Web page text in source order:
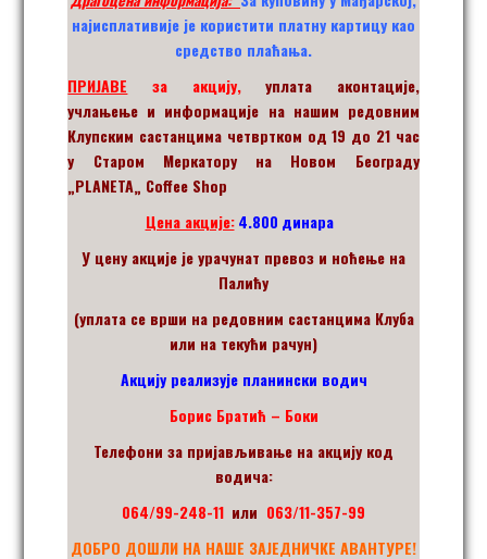
најисплативије је користити платну картицу као
средство плаћања.
ПРИЈАВЕ за акцију,
уплата аконтације,
учлањење и информације на нашим редовним
Клупским састанцима четвртком од 19 до 21 час
у Старом Меркатору на Новом Београду
„PLANETA„ Coffee Shop
Цена акције: 4.800 динара
У цену акције је урачунат превоз и ноћење на
Палићу
(уплата се врши на редовним састанцима Клуба
или на текући рачун)
Акцију реализује планински водич
Борис Братић – Боки
Телефони за пријављивање на акцију код
водича:
064/99-248-11 или 063/11-357-99
ДОБРО ДОШЛИ НА НАШЕ ЗАЈЕДНИЧКЕ АВАНТУРЕ!